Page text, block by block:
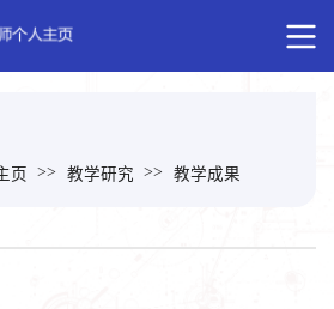
页 >> 教学研究 >> 教学成果